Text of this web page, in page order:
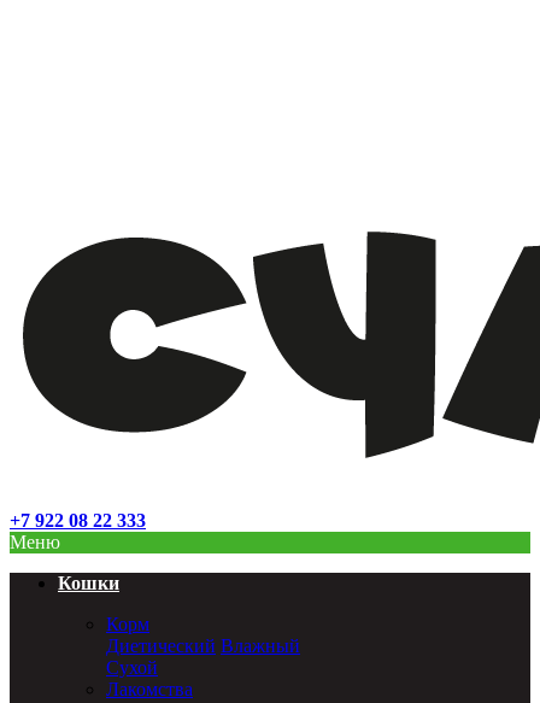
+7 922 08 22 333
Меню
Кошки
Корм
Диетический Влажный
Сухой
Лакомства